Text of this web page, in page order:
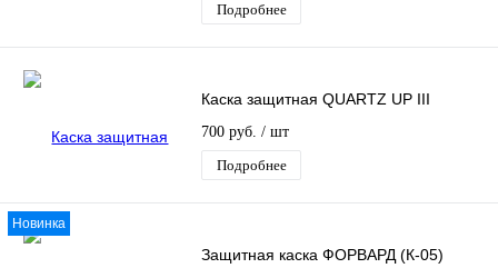
Подробнее
Каска защитная QUARTZ UP III
700 руб. / шт
Подробнее
Новинка
Защитная каска ФОРВАРД (К-05)